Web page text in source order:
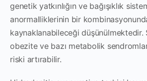
genetik yatkınlığın ve bağışıklık
anormalliklerinin bir
kaynaklanabileceği düşünülmektedir.
obezite ve bazı metabolik
riski artırabilir.